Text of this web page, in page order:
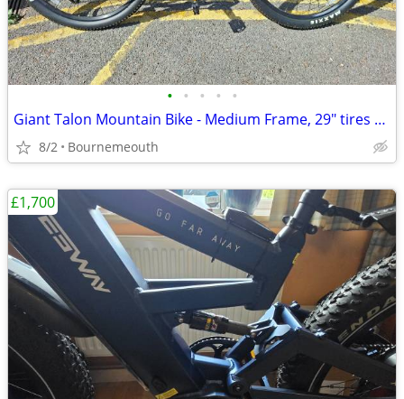
• • • • •
Giant Talon Mountain Bike - Medium Frame, 29" tires – Excellent Condi
8/2 Bournemeouth
£1,700